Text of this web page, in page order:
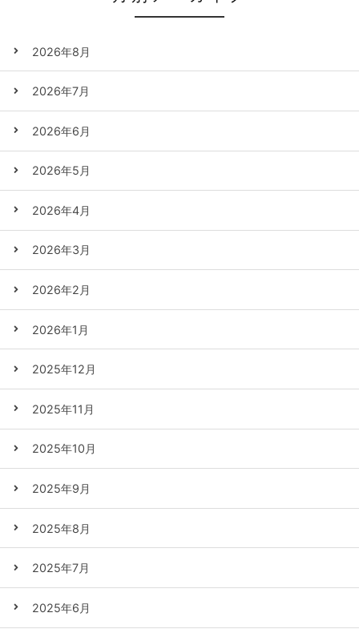
2026年8月
2026年7月
2026年6月
2026年5月
2026年4月
2026年3月
2026年2月
2026年1月
2025年12月
2025年11月
2025年10月
2025年9月
2025年8月
2025年7月
2025年6月